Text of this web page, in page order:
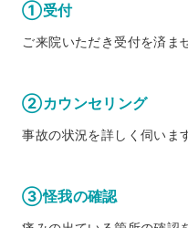
①受付
ご来院いただき受付を済ま
②カウンセリング
事故の状況を詳しく伺いま
③怪我の確認